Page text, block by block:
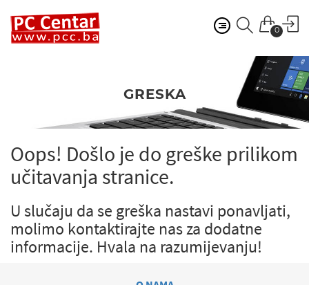
0
GRESKA
Oops! Došlo je do greške prilikom
učitavanja stranice.
U slučaju da se greška nastavi ponavljati,
molimo kontaktirajte nas za dodatne
informacije. Hvala na razumijevanju!